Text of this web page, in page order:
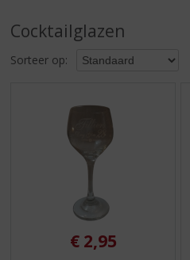
r
n
Cocktailglazen
Sorteer op:
€ 2,95